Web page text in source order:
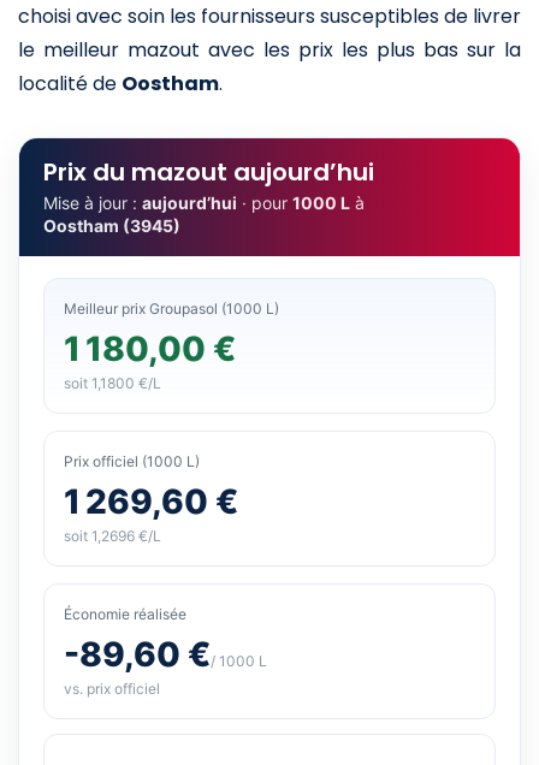
choisi avec soin les fournisseurs susceptibles de livrer
le meilleur mazout avec les prix les plus bas sur la
localité de Oostham.
Prix du mazout aujourd’hui
Mise à jour : aujourd’hui · pour 1000 L à
Oostham (3945)
Meilleur prix Groupasol (1000 L)
1 180,00 €
soit 1,1800 €/L
Prix officiel (1000 L)
1 269,60 €
soit 1,2696 €/L
Économie réalisée
-89,60 €/ 1000 L
vs. prix officiel